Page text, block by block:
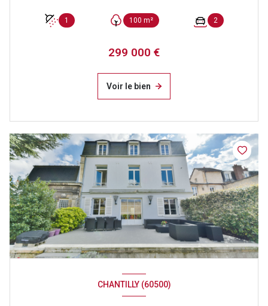
1 100 m² 2
299 000 €
Voir le bien
CHANTILLY (60500)